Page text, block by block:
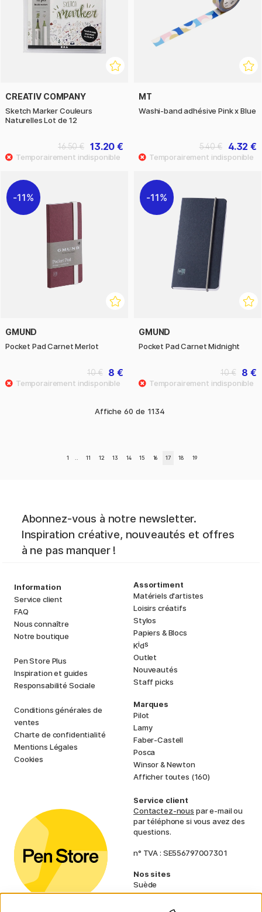
CREATIV COMPANY
Sketch Marker Couleurs
Naturelles Lot de 12
13.20 €
16.50 €
MT
Washi-band adhésive Pink x Blue
4.32 €
5.40 €
11%
GMUND
Pocket Pad Carnet Merlot
8 €
10 €
11%
GMUND
Pocket Pad Carnet Midnight
8 €
10 €
Affiche 60 de 1134
1 11 12 13 14 15 16 17 18 19
Abonnez-vous à notre newsletter.
Inspiration créative, nouveautés et offres
à ne pas manquer !
Information
Service client
FAQ
Nous connaître
Notre boutique
Pen Store Plus
Inspiration et guides
Responsabilité Sociale
Conditions générales de
ventes
Charte de confidentialité
Mentions Légales
Cookies
Assortiment
Matériels d'artistes
Loisirs créatifs
Stylos
Papiers & Blocs
Kids
Outlet
Nouveautés
Staff picks
Marques
Pilot
Lamy
Faber-Castell
Posca
Winsor & Newton
Afficher toutes (160)
Service client
Contactez-nous par e-mail ou
par téléphone si vous avez des
questions.
n° TVA : SE556797007301
Nos sites
Suède
Norvège